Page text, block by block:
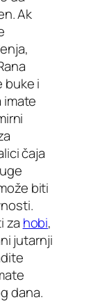
Ak
buke i
imate
čaja
biti
za hobi,
jutarnji
dana.